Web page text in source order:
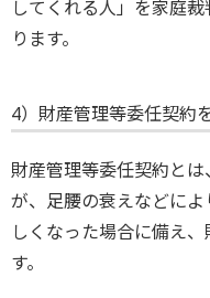
してくれる人」を家庭
ります。
4）財産管理等委任契約
財産管理等委任契約と
が、足腰の衰えなどに
しくなった場合に備え
す。